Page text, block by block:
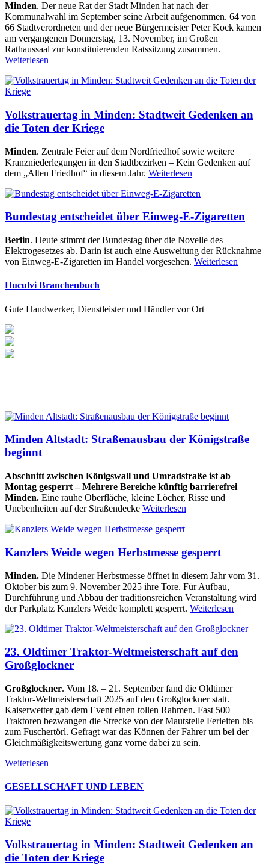
Minden. Der neue Rat der Stadt Minden hat nach der
Kommunalwahl im September seine Arbeit aufgenommen. 64 von
66 Stadtverordneten und der neue Bürgermeister Peter Kock kamen
am vergangenen Donnerstag, 13. November, im Großen
Rathaussaal zur konstituierenden Ratssitzung zusammen.
Weiterlesen
Volkstrauertag in Minden: Stadtweit Gedenken an
die Toten der Kriege
Minden. Zentrale Feier auf dem Nordfriedhof sowie weitere
Kranzniederlegungen in den Stadtbezirken – Kein Gedenken auf
dem „Alten Friedhof“ in diesem Jahr. Weiterlesen
Bundestag entscheidet über Einweg-E-Zigaretten
Berlin. Heute stimmt der Bundestag über die Novelle des
Elektrogesetzes ab. Darin ist auch eine Ausweitung der Rücknahme
von Einweg-E-Zigaretten im Handel vorgesehen. Weiterlesen
Huculvi Branchenbuch
Gute Handwerker, Dienstleister und Händler vor Ort
Minden Altstadt: Straßenausbau der Königstraße
beginnt
Abschnitt zwischen Königswall und Umradstraße ist ab
Montag gesperrt – Mehrere Bereiche künftig barrierefrei
Minden. Eine rauhe Oberfläche, kleine Löcher, Risse und
Unebenheiten auf der Straßendecke Weiterlesen
Kanzlers Weide wegen Herbstmesse gesperrt
Minden. Die Mindener Herbstmesse öffnet in diesem Jahr vom 31.
Oktober bis zum 9. November 2025 ihre Tore. Für Aufbau,
Durchführung und Abbau der traditionsreichen Veranstaltung wird
der Parkplatz Kanzlers Weide komplett gesperrt. Weiterlesen
23. Oldtimer Traktor-Weltmeisterschaft auf den
Großglockner
Großglockner. Vom 18. – 21. September fand die Oldtimer
Traktor-Weltmeisterschaft 2025 auf den Großglockner statt.
Kaiserwetter gab dem Event einen tollen Rahmen. Fast 500
Traktoren bezwangen die Strecke von der Mautstelle Ferleiten bis
zum Fuschertörl. Gefragt war das Können der Fahrer um bei der
Gleichmäßigkeitswertung ganz vorne dabei zu sein.
Weiterlesen
GESELLSCHAFT UND LEBEN
Volkstrauertag in Minden: Stadtweit Gedenken an
die Toten der Kriege